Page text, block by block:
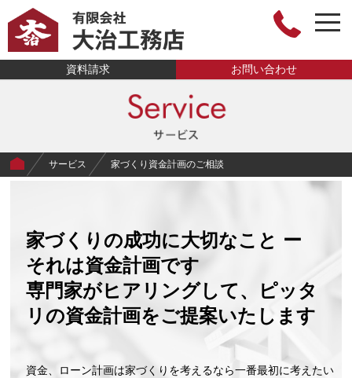
有限会社大治工
資料請求 お問い合わせ
サービス 家づくり資金計画のご相談
家づくりの成功に大切なこと ー
それは資金計画です
専門家がヒアリングして、ピッタ
リの資金計画をご提案いたします
資金、ローン計画は家づくりを考えるなら一番最初に考えたい